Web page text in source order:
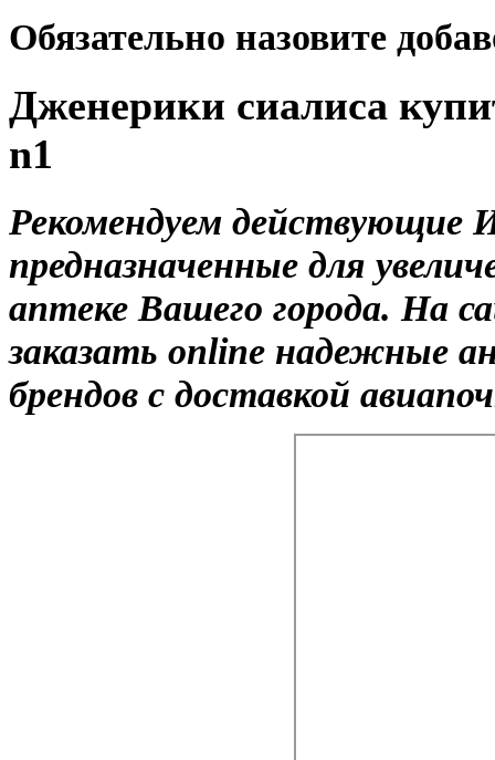
Обязательно назовите
Дженерики сиалиса
n1
Рекомендуем действующие
предназначенные для
аптеке Вашего города. На
заказать online надежные
брендов с доставкой